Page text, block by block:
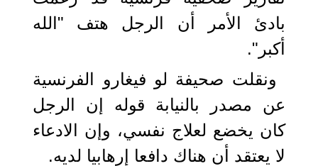
بادئ الأمر أن الرجل هتف "الله
أكبر".
ونقلت صحيفة لو فيغارو الفرنسية
عن مصدر بالنيابة قوله إن الرجل
كان يخضع لعلاج نفسي، وإن الادعاء
لا يعتقد أن هناك دافعا إرهابيا لديه.